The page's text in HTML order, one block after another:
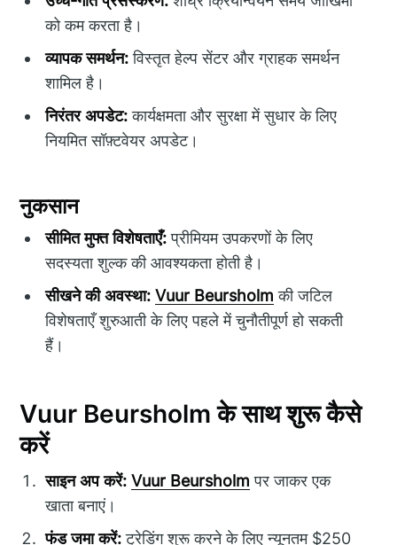
को कम करता है।
व्यापक समर्थन:विस्तृत हेल्प सेंटर और ग्राहक समर्थन
शामिल है।
निरंतर अपडेट:कार्यक्षमता और सुरक्षा में सुधार के लिए
नियमित सॉफ़्टवेयर अपडेट।
नुकसान
सीमित मुफ्त विशेषताएँ:प्रीमियम उपकरणों के लिए
सदस्यता शुल्क की आवश्यकता होती है।
सीखने की अवस्था: Vuur Beursholm की जटिल
विशेषताएँ शुरुआती के लिए पहले में चुनौतीपूर्ण हो सकती
हैं।
Vuur Beursholm के साथ शुरू कैसे
करें
साइन अप करें: Vuur Beursholm पर जाकर एक
खाता बनाएं।
फंड जमा करें:ट्रेडिंग शुरू करने के लिए न्यूनतम $250